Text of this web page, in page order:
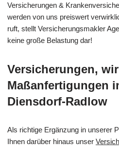
Versicherungen &
werden von uns preiswert
ruft, stellt Versicherungsmakler
keine große Belastung dar!
Versicherungen,
Maßanfertigungen
Diensdorf-Radlow
Als richtige Ergänzung in unserer
Ihnen darüber hinaus unser